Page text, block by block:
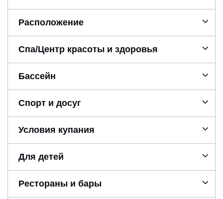
Расположение
Спа/Центр красоты и здоровья
Бассейн
Спорт и досуг
Условия купания
Для детей
Рестораны и бары